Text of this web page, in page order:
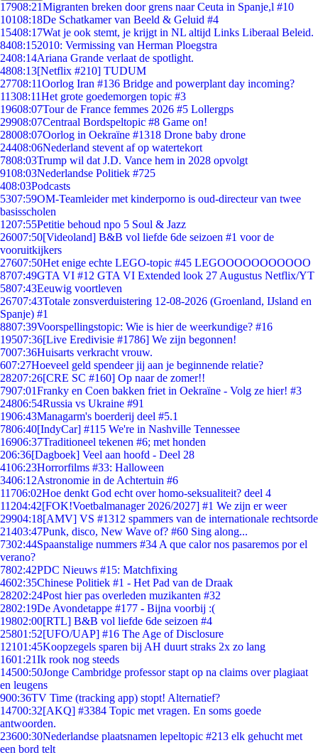
17908:21Migranten breken door grens naar Ceuta in Spanje,l #10
10108:18De Schatkamer van Beeld & Geluid #4
15408:17Wat je ook stemt, je krijgt in NL altijd Links Liberaal Beleid.
8408:152010: Vermissing van Herman Ploegstra
2408:14Ariana Grande verlaat de spotlight.
4808:13[Netflix #210] TUDUM
27708:11Oorlog Iran #136 Bridge and powerplant day incoming?
11308:11Het grote goedemorgen topic #3
19608:07Tour de France femmes 2026 #5 Lollergps
29908:07Centraal Bordspeltopic #8 Game on!
28008:07Oorlog in Oekraïne #1318 Drone baby drone
24408:06Nederland stevent af op watertekort
7808:03Trump wil dat J.D. Vance hem in 2028 opvolgt
9108:03Nederlandse Politiek #725
408:03Podcasts
5307:59OM-Teamleider met kinderporno is oud-directeur van twee
basisscholen
1207:55Petitie behoud npo 5 Soul & Jazz
26007:50[Videoland] B&B vol liefde 6de seizoen #1 voor de
vooruitkijkers
27607:50Het enige echte LEGO-topic #45 LEGOOOOOOOOOOO
8707:49GTA VI #12 GTA VI Extended look 27 Augustus Netflix/YT
5807:43Eeuwig voortleven
26707:43Totale zonsverduistering 12-08-2026 (Groenland, IJsland en
Spanje) #1
8807:39Voorspellingstopic: Wie is hier de weerkundige? #16
19507:36[Live Eredivisie #1786] We zijn begonnen!
7007:36Huisarts verkracht vrouw.
607:27Hoeveel geld spendeer jij aan je beginnende relatie?
28207:26[CRE SC #160] Op naar de zomer!!
7907:01Franky en Coen bakken friet in Oekraïne - Volg ze hier! #3
24806:54Russia vs Ukraine #91
1906:43Managarm's boerderij deel #5.1
7806:40[IndyCar] #115 We're in Nashville Tennessee
16906:37Traditioneel tekenen #6; met honden
206:36[Dagboek] Veel aan hoofd - Deel 28
4106:23Horrorfilms #33: Halloween
3406:12Astronomie in de Achtertuin #6
11706:02Hoe denkt God echt over homo-seksualiteit? deel 4
11204:42[FOK!Voetbalmanager 2026/2027] #1 We zijn er weer
29904:18[AMV] VS #1312 spammers van de internationale rechtsorde
21403:47Punk, disco, New Wave of? #60 Sing along...
7302:44Spaanstalige nummers #34 A que calor nos pasaremos por el
verano?
7802:42PDC Nieuws #15: Matchfixing
4602:35Chinese Politiek #1 - Het Pad van de Draak
28202:24Post hier pas overleden muzikanten #32
2802:19De Avondetappe #177 - Bijna voorbij :(
19802:00[RTL] B&B vol liefde 6de seizoen #4
25801:52[UFO/UAP] #16 The Age of Disclosure
12101:45Koopzegels sparen bij AH duurt straks 2x zo lang
1601:21Ik rook nog steeds
14500:50Jonge Cambridge professor stapt op na claims over plagiaat
en leugens
900:36TV Time (tracking app) stopt! Alternatief?
14700:32[AKQ] #3384 Topic met vragen. En soms goede
antwoorden.
23600:30Nederlandse plaatsnamen lepeltopic #213 elk gehucht met
een bord telt